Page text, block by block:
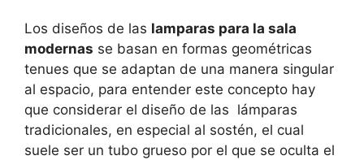
Los diseños de las lamparas para la sala
modernas se basan en formas geométricas
tenues que se adaptan de una manera singular
al espacio, para entender este concepto hay
que considerar el diseño de las lámparas
tradicionales, en especial al sostén, el cual
suele ser un tubo grueso por el que se oculta el